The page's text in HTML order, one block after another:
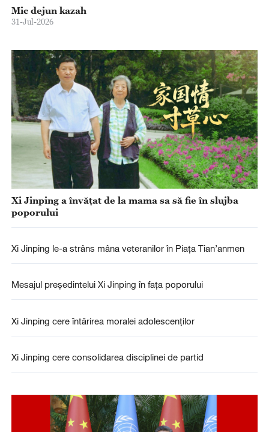
Mic dejun kazah
31-Jul-2026
Xi Jinping a învățat de la mama sa să fie în slujba
poporului
Xi Jinping le-a strâns mâna veteranilor în Piața Tian’anmen
Mesajul președintelui Xi Jinping în fața poporului
Xi Jinping cere întărirea moralei adolescenților
Xi Jinping cere consolidarea disciplinei de partid